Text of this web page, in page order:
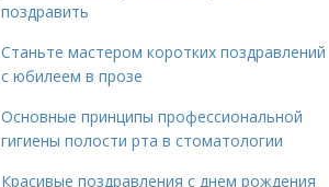
поздравить
Станьте мастером коротких поздравлений
с юбилеем в прозе
Основные принципы профессиональной
гигиены полости рта в стоматологии
Красивые поздравления с днем рождения